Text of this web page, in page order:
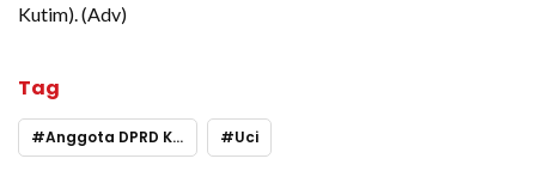
Kutim). (Adv)
Tag
Anggota DPRD Kutim Uci